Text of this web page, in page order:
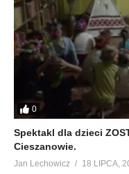
0
Spektakl dla dzieci
Cieszanowie.
Jan Lechowicz 18 LIPCA,